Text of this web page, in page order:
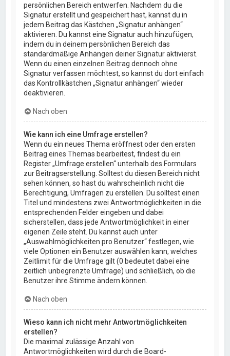
persönlichen Bereich entwerfen. Nachdem du die
Signatur erstellt und gespeichert hast, kannst du in
jedem Beitrag das Kästchen „Signatur anhängen“
aktivieren. Du kannst eine Signatur auch hinzufügen,
indem du in deinem persönlichen Bereich das
standardmäßige Anhängen deiner Signatur aktivierst.
Wenn du einen einzelnen Beitrag dennoch ohne
Signatur verfassen möchtest, so kannst du dort einfach
das Kontrollkästchen „Signatur anhängen“ wieder
deaktivieren.
Nach oben
Wie kann ich eine Umfrage erstellen?
Wenn du ein neues Thema eröffnest oder den ersten
Beitrag eines Themas bearbeitest, findest du ein
Register „Umfrage erstellen“ unterhalb des Formulars
zur Beitragserstellung. Solltest du diesen Bereich nicht
sehen können, so hast du wahrscheinlich nicht die
Berechtigung, Umfragen zu erstellen. Du solltest einen
Titel und mindestens zwei Antwortmöglichkeiten in die
entsprechenden Felder eingeben und dabei
sicherstellen, dass jede Antwortmöglichkeit in einer
eigenen Zeile steht. Du kannst auch unter
„Auswahlmöglichkeiten pro Benutzer“ festlegen, wie
viele Optionen ein Benutzer auswählen kann, welches
Zeitlimit für die Umfrage gilt (0 bedeutet dabei eine
zeitlich unbegrenzte Umfrage) und schließlich, ob die
Benutzer ihre Stimme ändern können.
Nach oben
Wieso kann ich nicht mehr Antwortmöglichkeiten
erstellen?
Die maximal zulässige Anzahl von
Antwortmöglichkeiten wird durch die Board-